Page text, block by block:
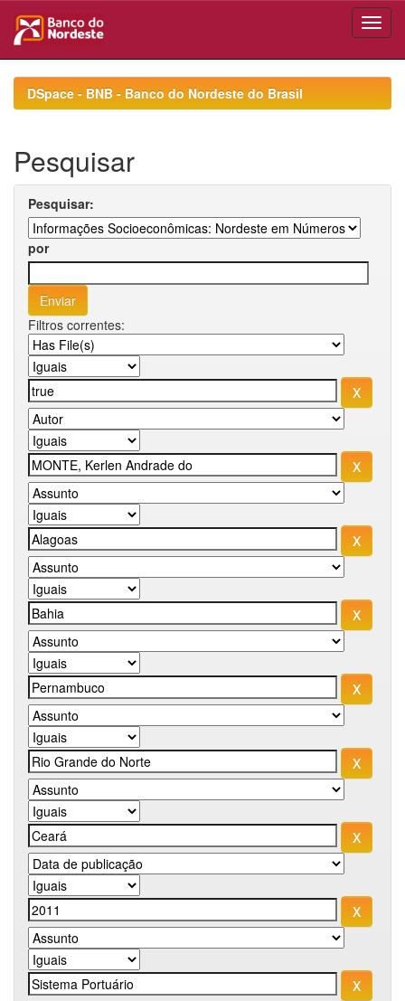
navigationDSpace - BNB - Banco do Nordeste do Brasil
Pesquisar
Pesquisar:
por
Filtros correntes: